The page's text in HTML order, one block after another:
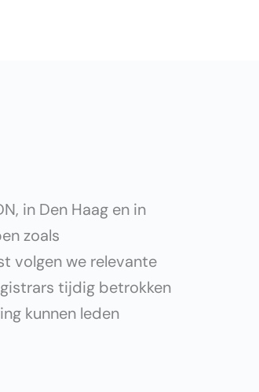
in Den Haag en in
zoals
volgen we relevante
tijdig betrokken
kunnen leden